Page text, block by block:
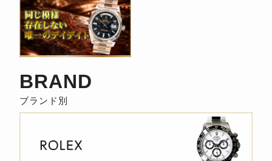
BRAND